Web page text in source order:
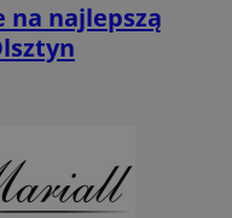
na najlepszą